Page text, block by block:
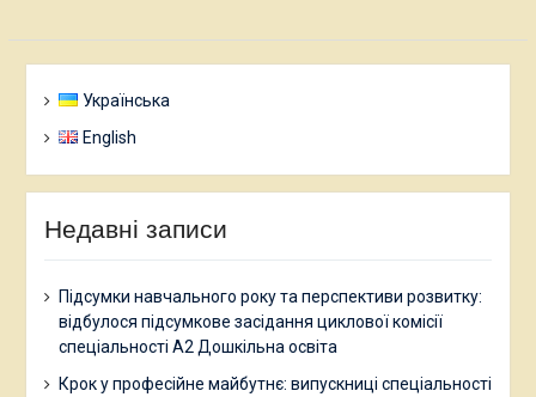
Українська
English
Недавні записи
Підсумки навчального року та перспективи розвитку:
відбулося підсумкове засідання циклової комісії
спеціальності А2 Дошкільна освіта
Крок у професійне майбутнє: випускниці спеціальності